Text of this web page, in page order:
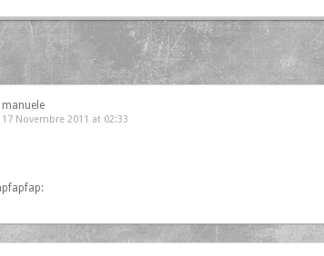
manuele
17 Novembre 2011 at 02:33